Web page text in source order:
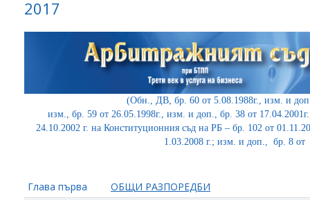
2017
(Обн., ДВ, бр. 60 от 5.08.1988г., изм. и
изм., бр. 59 от 26.05.1998г., изм. и доп., бр. 38 от
24.10.2002 г. на Конституционния съд на РБ – бр. 102 от
1.03.2008 г.; изм. и доп., бр. 8 от
Глава първа
ОБЩИ РАЗПОРЕДБИ